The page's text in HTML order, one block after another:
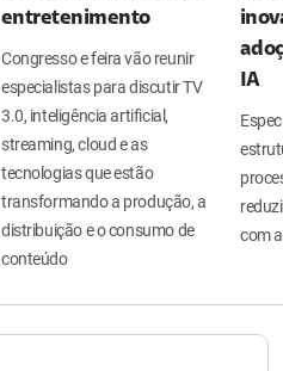
entretenimento
Congresso e feira vão reunir
especialistas para discutir TV
3.0, inteligência artificial,
streaming, cloud e as
tecnologias que estão
transformando a produção, a
distribuição e o consumo de
conteúdo
IA
com